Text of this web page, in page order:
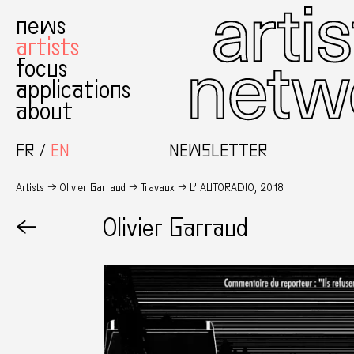
news
artists
focus
applications
about
FR EN NEWSLETTER
Artists Olivier Garraud Travaux L’ AUTORADIO, 2018
← Olivier Garraud